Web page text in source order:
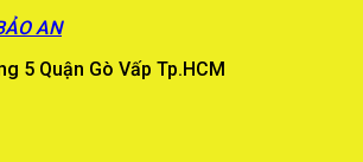
AN
5 Quận Gò Vấp Tp.HCM